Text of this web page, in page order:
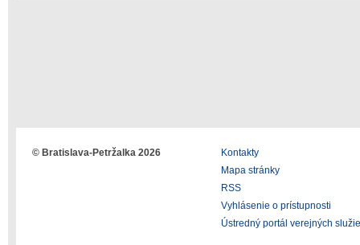
© Bratislava-Petržalka 2026
Kontakty
Mapa stránky
RSS
Vyhlásenie o prístupnosti
Ústredný portál verejných